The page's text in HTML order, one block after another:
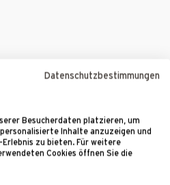
dolor sit amet
consetetur sadipscing elitr,
invidunt ut labore et
sed diam voluptua. At vero
dolores et ea rebum. Stet
Datenschutzbestimmungen
Besucherdaten platzieren, um
Inhalte anzuzeigen und
zu bieten. Für weitere
Cookies öffnen Sie die